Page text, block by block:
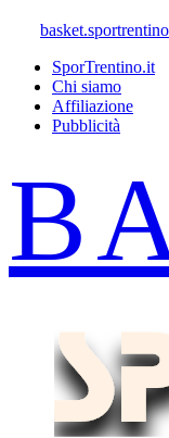
SporTrentino.it
Chi siamo
Affiliazione
Pubblicità